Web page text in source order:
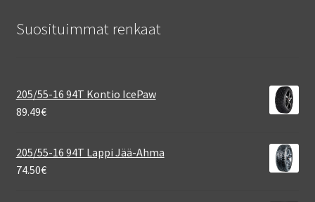
Suosituimmat renkaat
205/55-16 94T Kontio IcePaw
89.49€
205/55-16 94T Lappi Jää-Ahma
74.50€